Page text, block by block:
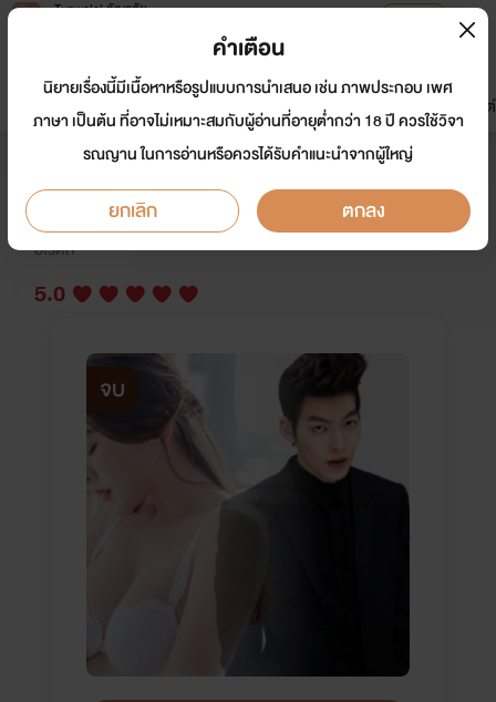
Tunwalai ธัญวลัย
หน้าแรก นิยาย อีบุ๊ก การ์ตูน
มาใหม่
ดรีมแชท ธัญลิสต์
Bad love story20+[คิม&เดียร์น่า]
นักเขียน: BabyBabydoll
อีโรติก
5.0
จบ
คำเตือน
นิยายเรื่องนี้มีเนื้อหาหรือรูปแบบการนำเสนอ เช่น ภาพประกอบ เพศ
ภาษา เป็นต้น ที่อาจไม่เหมาะสมกับผู้อ่านที่อายุต่ำกว่า 18 ปี ควรใช้วิจา
รณญาน ในการอ่านหรือควรได้รับคำแนะนำจากผู้ใหญ่
ยกเลิก ตกลง